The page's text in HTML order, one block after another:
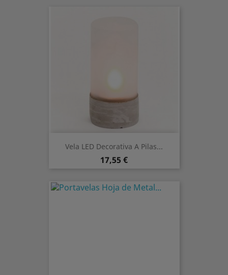
Vela LED Decorativa A Pilas...
Preis
17,55 €